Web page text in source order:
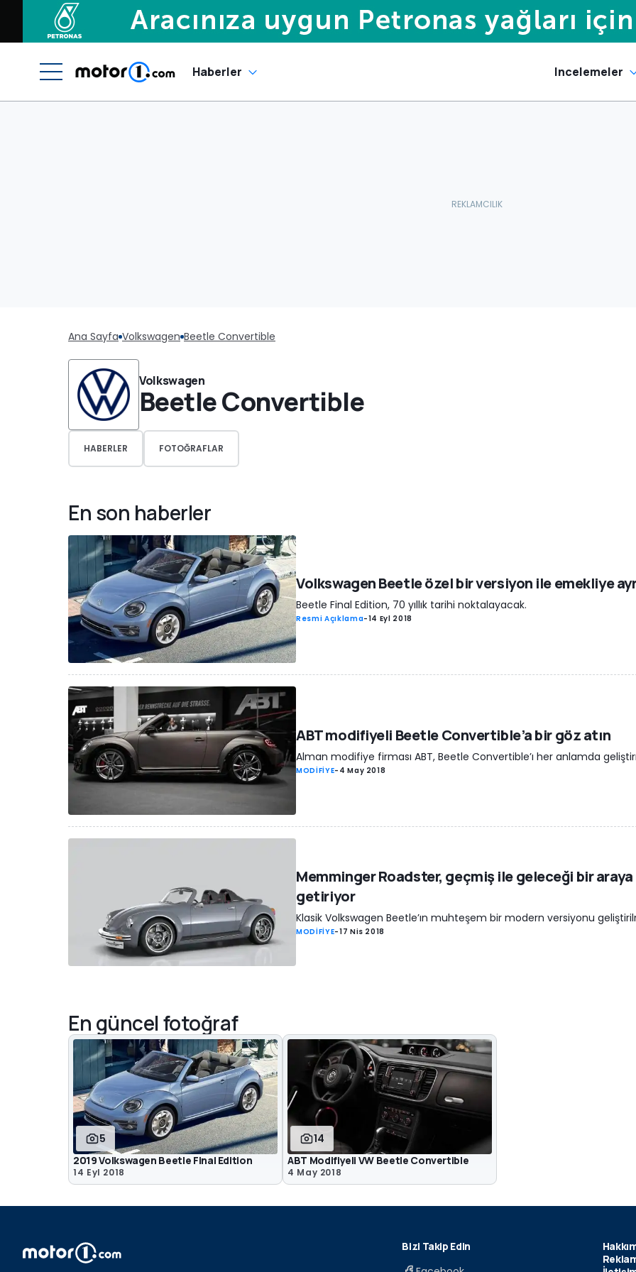
Haberler Incelemeler
Ana Sayfa Volkswagen Beetle Convertible
Volkswagen
Beetle Convertible
HABERLER FOTOĞRAFLAR
En son haberler
Volkswagen Beetle özel bir versiyon ile emekliye
Beetle Final Edition, 70 yıllık tarihi noktalayacak.
Resmi Açıklama-14 Eyl 2018
ABT modifiyeli Beetle Convertible’a bir göz atın
Alman modifiye firması ABT, Beetle Convertible’ı her anlamda
MODİFİYE- 4 May 2018
Memminger Roadster, geçmiş ile geleceği bir araya
getiriyor
Klasik Volkswagen Beetle’ın muhteşem bir modern versiyonu
MODİFİYE-17 Nis 2018
En güncel fotoğraf
5
2019 Volkswagen Beetle Final Edition
14 Eyl 2018
14
ABT Modifiyeli VW Beetle Convertible
4 May 2018
Bizi Takip Edin